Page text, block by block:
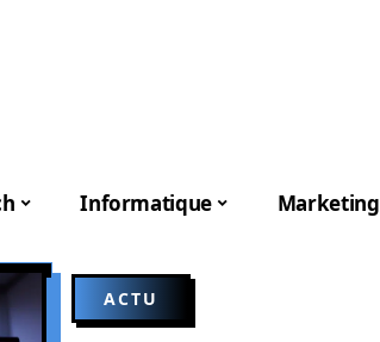
Informatique Marketing
ACTU